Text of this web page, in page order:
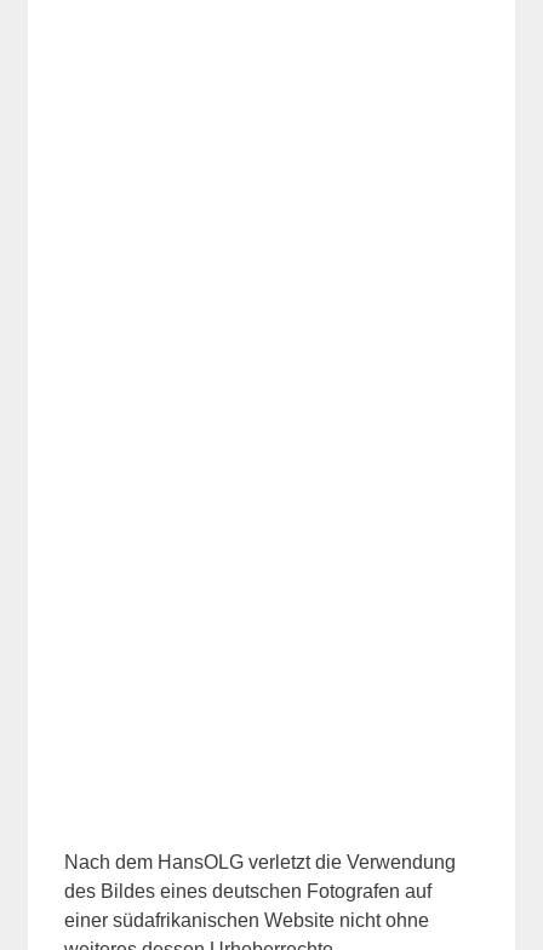
Nach dem HansOLG verletzt die Verwendung
des Bildes eines deutschen Fotografen auf
einer südafrikanischen Website nicht ohne